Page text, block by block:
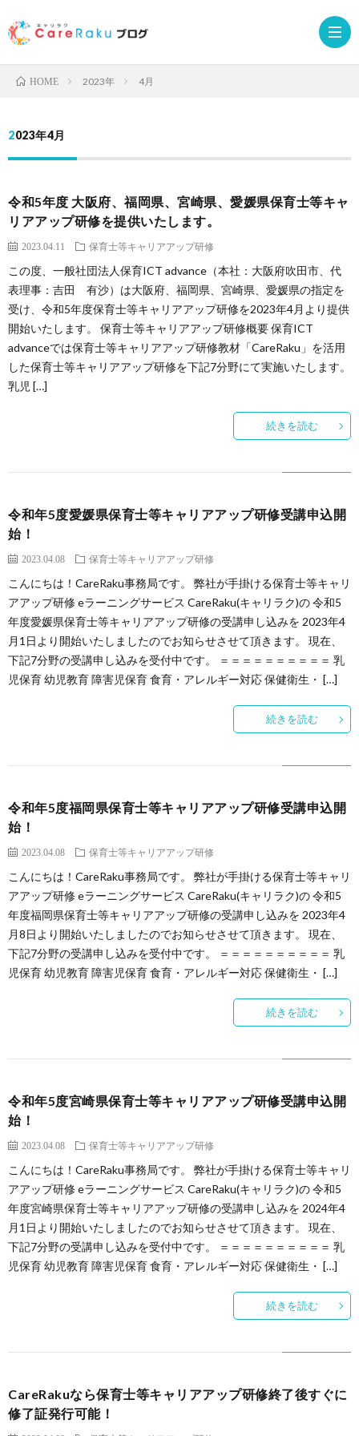
サ
ー
ス
ト
お
申
み
受
者
イ
HOME 2023年 4月
2023年4月
令和5年度 大阪府、福岡県、宮崎県、愛媛県保育士等キャ
リアアップ研修を提供いたします。
2023.04.11 保育士等キャリアアップ研修
この度、一般社団法人保育ICT advance（本社：大阪府吹田市、代
表理事：吉田 有沙）は大阪府、福岡県、宮崎県、愛媛県の指定を
受け、令和5年度保育士等キャリアアップ研修を2023年4月より提供
開始いたします。 保育士等キャリアアップ研修概要 保育ICT
advanceでは保育士等キャリアアップ研修教材「CareRaku」を活用
した保育士等キャリアアップ研修を下記7分野にて実施いたします。
乳児 […]
続きを読む
令和年5度愛媛県保育士等キャリアアップ研修受講申込開
始！
2023.04.08 保育士等キャリアアップ研修
こんにちは！CareRaku事務局です。 弊社が手掛ける保育士等キャリ
アアップ研修 eラーニングサービス CareRaku(キャリラク)の 令和5
年度愛媛県保育士等キャリアアップ研修の受講申し込みを 2023年4
月1日より開始いたしましたのでお知らせさせて頂きます。 現在、
下記7分野の受講申し込みを受付中です。 ＝＝＝＝＝＝＝＝＝＝ 乳
児保育 幼児教育 障害児保育 食育・アレルギー対応 保健衛生・ […]
続きを読む
令和年5度福岡県保育士等キャリアアップ研修受講申込開
始！
2023.04.08 保育士等キャリアアップ研修
こんにちは！CareRaku事務局です。 弊社が手掛ける保育士等キャリ
アアップ研修 eラーニングサービス CareRaku(キャリラク)の 令和5
年度福岡県保育士等キャリアアップ研修の受講申し込みを 2023年4
月8日より開始いたしましたのでお知らせさせて頂きます。 現在、
下記7分野の受講申し込みを受付中です。 ＝＝＝＝＝＝＝＝＝＝ 乳
児保育 幼児教育 障害児保育 食育・アレルギー対応 保健衛生・ […]
続きを読む
令和年5度宮崎県保育士等キャリアアップ研修受講申込開
始！
2023.04.08 保育士等キャリアアップ研修
こんにちは！CareRaku事務局です。 弊社が手掛ける保育士等キャリ
アアップ研修 eラーニングサービス CareRaku(キャリラク)の 令和5
年度宮崎県保育士等キャリアアップ研修の受講申し込みを 2024年4
月1日より開始いたしましたのでお知らせさせて頂きます。 現在、
下記7分野の受講申し込みを受付中です。 ＝＝＝＝＝＝＝＝＝＝ 乳
児保育 幼児教育 障害児保育 食育・アレルギー対応 保健衛生・ […]
続きを読む
CareRakuなら保育士等キャリアアップ研修終了後すぐに
修了証発行可能！